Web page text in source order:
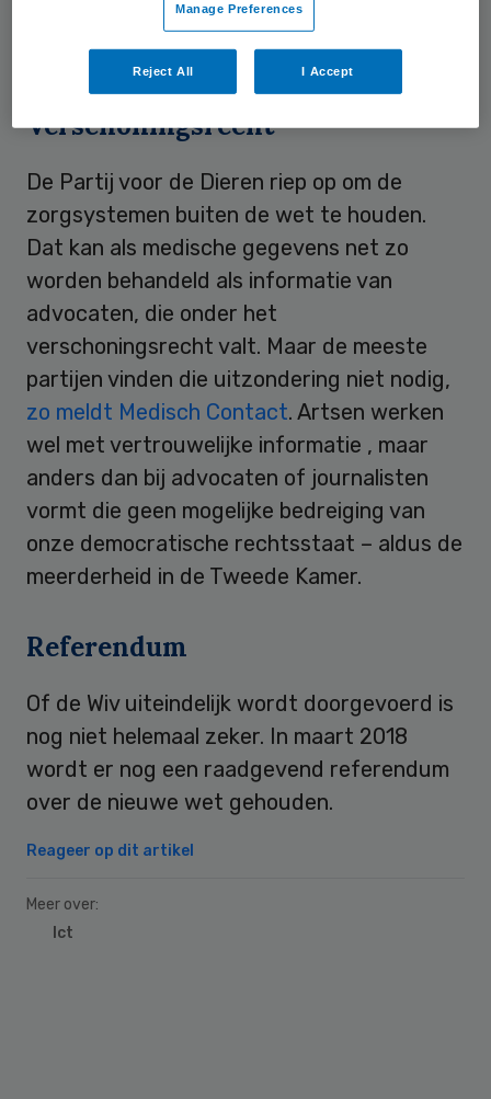
diensten hierdoor toegang krijgen tot ICT-
systemen in de zorg.
Verschoningsrecht
De Partij voor de Dieren riep op om de
zorgsystemen buiten de wet te houden.
Dat kan als medische gegevens net zo
worden behandeld als informatie van
advocaten, die onder het
verschoningsrecht valt. Maar de meeste
partijen vinden die uitzondering niet nodig,
zo meldt Medisch Contact. Artsen werken
wel met vertrouwelijke informatie , maar
anders dan bij advocaten of journalisten
vormt die geen mogelijke bedreiging van
onze democratische rechtsstaat – aldus de
meerderheid in de Tweede Kamer.
Referendum
Of de Wiv uiteindelijk wordt doorgevoerd is
nog niet helemaal zeker. In maart 2018
wordt er nog een raadgevend referendum
over de nieuwe wet gehouden.
Reageer op dit artikel
Meer over:
Ict
Manage Preferences
Reject All I Accept